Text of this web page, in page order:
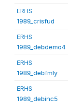
ERHS
1989_crisfud
ERHS
1989_debdemo4
ERHS
1989_debfmly
ERHS
1989_debinc5